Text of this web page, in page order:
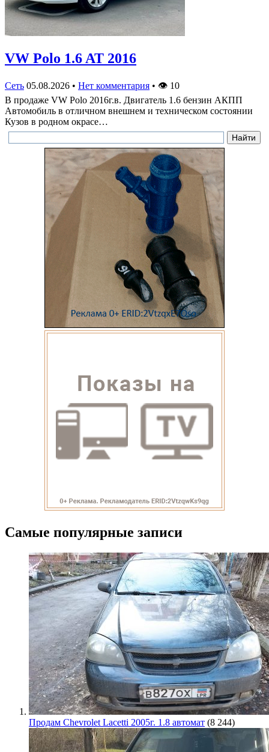
VW Polo 1.6 AT 2016
Сеть 05.08.2026 • Нет комментария • 👁 10
В продаже VW Polo 2016г.в. Двигатель 1.6 бензин АКПП
Автомобиль в отличном внешнем и техническом состоянии
Кузов в родном окрасе…
Самые популярные записи
Продам Chevrolet Lacetti 2005г. 1.8 автомат (8 244)